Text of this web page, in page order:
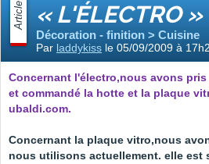
Article « L'ÉLECTRO »
Décoration - finition > Cuisine
Par laddykiss le 05/09/2009 à
Concernant l'électro,nous avons
et commandé la hotte et la plaque
ubaldi.com.
Concernant la plaque vitro,nous
nous utilisons actuellement. elle est